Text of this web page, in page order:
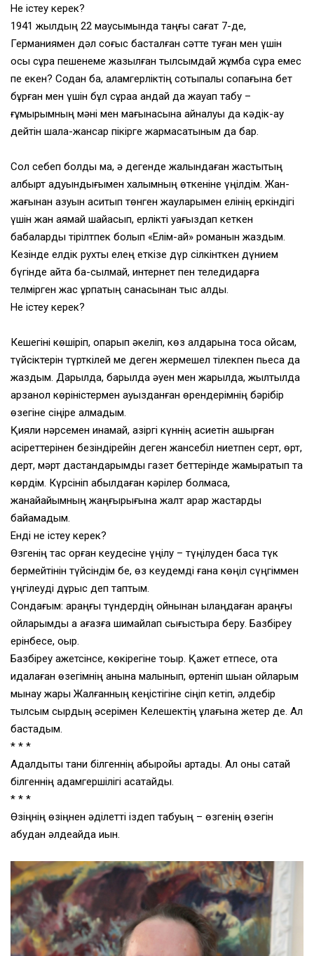
Не істеу керек?
1941 жылдың 22 маусымында таңғы сағат 7-де,
Германиямен дәл соғыс басталған сәтте туған мен үшін
осы сұрақ пешенеме жазылған тылсымдай жұмбақ сұрақ емес
пе екен? Содан ба, қаламгерліктің соқтықпалы соқпағына бет
бұрған мен үшін бұл сұраққа қандай да жауап табу –
ғұмырымның мәні мен мағынасына айналуы да кәдік-ау
дейтін шала-жансар пікірге жармасатыным да бар.
Сол себеп болды ма, ә дегенде жалындаған жастықтың
албырт адуынды­ғымен халқымның өткеніне үңілдім. Жан-
жағынан азуын ақситып төнген жауларымен елінің еркіндігі
үшін жан аямай шайқасып, ерлікті уағыздап кеткен
бабаларды тірілтпек болып «Елім-ай» романын жаздым.
Кезінде елдік рухты елең еткізе дүр сілкінткен дүнием
бүгінде қайта ба-сылмай, интернет пен теледидарға
телмірген жас ұрпақтың санасынан тыс қалды.
Не істеу керек?
Кешегіні көшіріп, қопарып әкеліп, көз алдарына тоса қойсам,
түйсіктерін түрткілей ме деген жермешел тілекпен пьеса да
жаздым. Дарылдақ, барылдақ әуен мен жарқылдақ, жылтылдақ
арзанқол көріністермен ауызданған өрендерімнің бәрібір
өзегіне сіңіре алмадым.
Қияли нәрсемен қинамай, қазіргі күннің қасиетін қашырған
қасіретте­рінен безіндірейін деген жансебіл ниетпен серт, өрт,
дерт, мәрт дастандарым­ды газет беттерінде жамыратып та
көрдім. Күрсініп қабылдаған кәрілер бол­маса,
жанайқайымның жаңғырығына жалт қарар жастарды
байқамадым.
Енді не істеу керек?
Өзгенің тас қорған кеудесіне үңілу – түңілуден басқа түк
бермейтінін түйсіндім бе, өз кеудемді ғана көңіл сүңгіммен
үңгілеуді дұрыс деп таптым.
Сондағым: қараңғы түндердің қойнынан қылаңдаған қараңғы
ойларымды ақ қағазға шимайлап сығыстыра беру. Базбіреу
ерінбесе, оқыр.
Базбіреу қажетсінсе, көкірегіне тоқыр. Қажет етпесе, ота
қидалаған өзегімнің қанына малынып, өртеніп шыққан ойларым
мынау жарық Жалғанның кеңістігіне сіңіп кетіп, әлдебір
тылсым сырдың әсерімен Келешектің құлағына жетер де. Ал
бастадым.
* * *
Адалдықты тани білгеннің абыройы артады. Ал оны сақтай
білгеннің адамгершілігі асқақтайды.
* * *
Өзіңнің өзіңнен әділетті іздеп табуың – өзгенің өзегін
қабудан әлдеқайда қиын.